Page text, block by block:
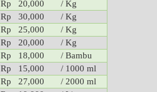
Rp 20,000
/ Kg
Rp 30,000
/ Kg
Rp 25,000
/ Kg
Rp 20,000
/ Kg
Rp 18,000
/ Bambu
Rp 15,000
/ 1000 ml
Rp 27,000
/ 2000 ml